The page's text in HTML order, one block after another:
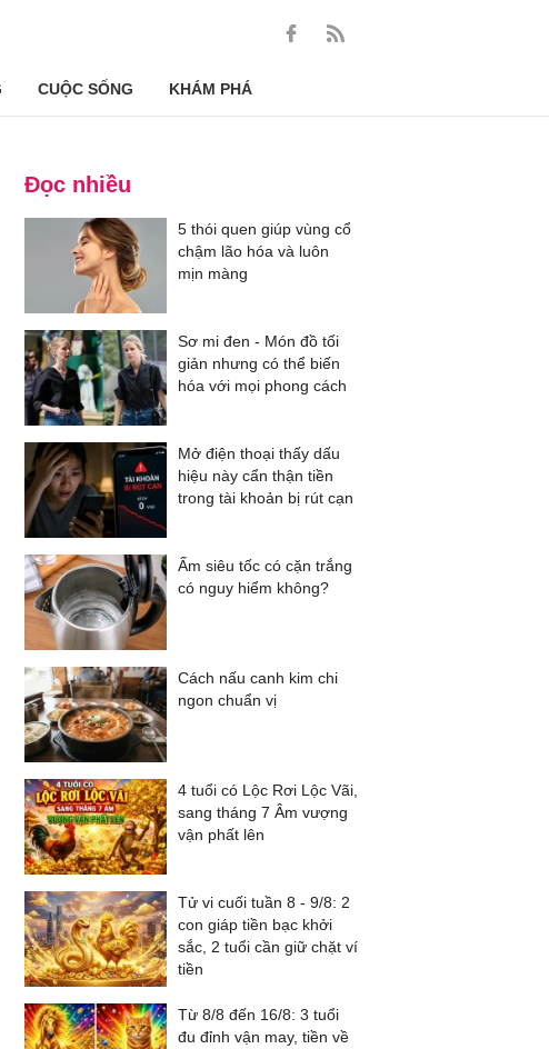
CUỘC SỐNG KHÁM PHÁ
Đọc nhiều
5 thói quen giúp vùng cổ
chậm lão hóa và luôn
mịn màng
Sơ mi đen - Món đồ tối
giản nhưng có thể biến
hóa với mọi phong cách
Mở điện thoại thấy dấu
hiệu này cẩn thận tiền
trong tài khoản bị rút cạn
Ấm siêu tốc có cặn trắng
có nguy hiểm không?
Cách nấu canh kim chi
ngon chuẩn vị
4 tuổi có Lộc Rơi Lộc Vãi,
sang tháng 7 Âm vượng
vận phất lên
Tử vi cuối tuần 8 - 9/8: 2
con giáp tiền bạc khởi
sắc, 2 tuổi cần giữ chặt ví
tiền
Từ 8/8 đến 16/8: 3 tuổi
đu đỉnh vận may, tiền về